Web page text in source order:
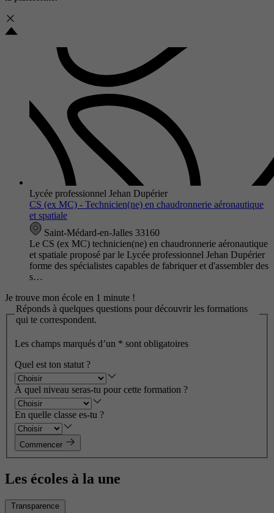
Lycée professionnel Jehan Dupérier
CS (ex MC) - Technicien(ne) en chaudronnerie aéronautique
et spatiale
Saint-Médard-en-Jalles 33160
Le CS (ex MC) technicien(ne) en chaudronnerie aéronautique
et spatiale proposé par le Lycée professionnel Jehan Dupérier
forme des spécialistes capables de fabriquer et d'assembler des
s…
Je trouve mon école en 1 minute !
Réponds à quelques questions pour découvrir les formations
qui te correspondent.
Les champs marqués d’un * sont obligatoires
Quel est ton statut ?
À quel niveau seras-tu pour cette formation ?
En quelle classe es-tu ?
Commencer
Les écoles à la une
Transparence